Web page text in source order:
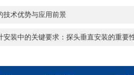
技术优势与应用前景
安装中的关键要求：探头垂直安装的重要